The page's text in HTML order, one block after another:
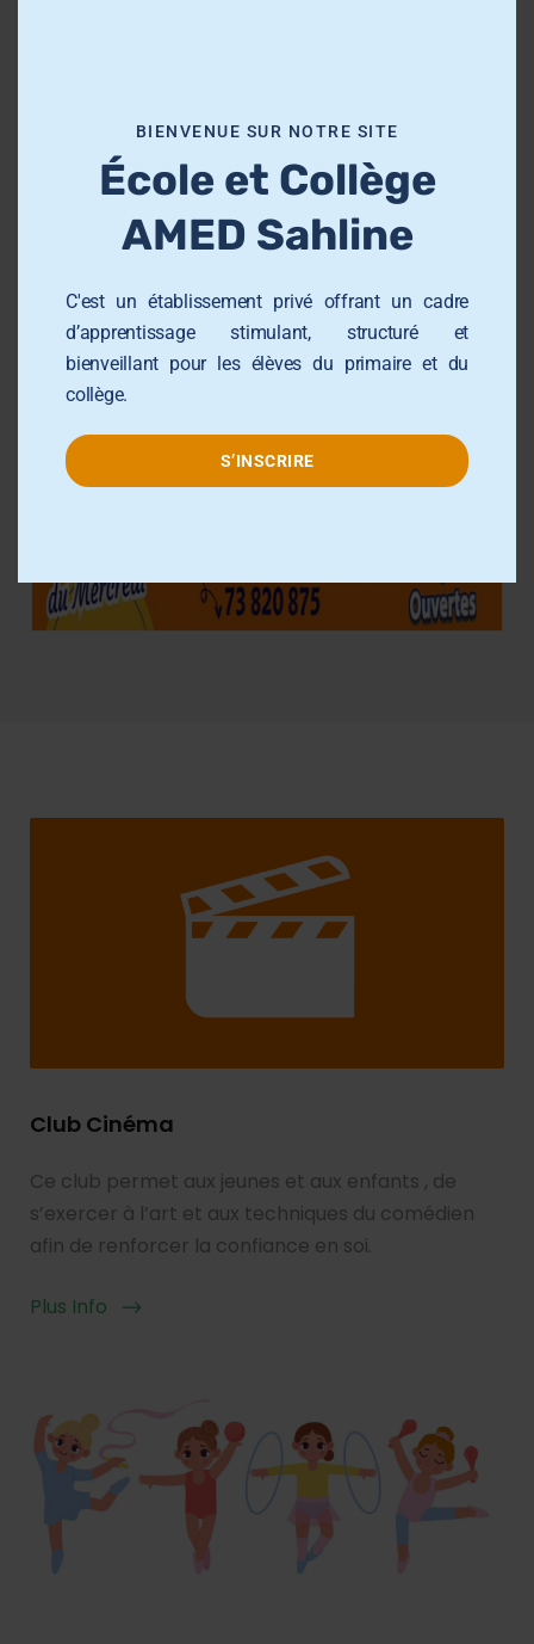
Club Cinéma
Ce club permet aux jeunes et aux enfants , de
s’exercer à l’art et aux techniques du comédien
afin de renforcer la confiance en soi.
Plus Info
BIENVENUE SUR NOTRE SITE
École et Collège
AMED Sahline
C'est un établissement privé offrant un cadre
d’apprentissage stimulant, structuré et
bienveillant pour les élèves du primaire et du
collège.
S’INSCRIRE